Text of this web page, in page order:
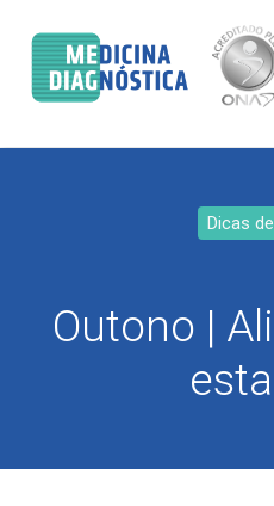
Dicas
Outono |